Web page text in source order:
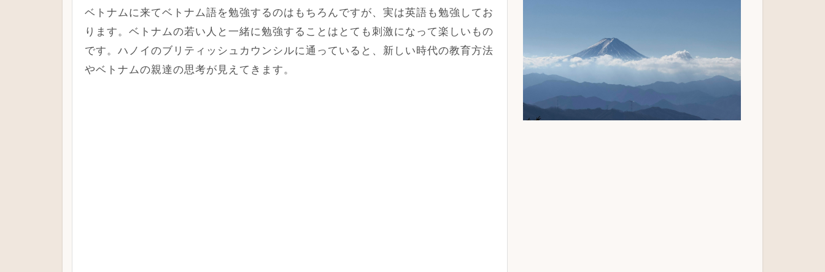
ベトナムに来てベトナム語を勉強するのはもちろんですが、実は英語も勉強してお
ります。ベトナムの若い人と一緒に勉強することはとても刺激になって楽しいもの
です。ハノイのブリティッシュカウンシルに通っていると、新しい時代の教育方法
やベトナムの親達の思考が見えてきます。